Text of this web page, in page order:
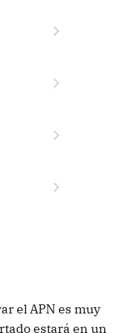
el APN es muy
estará en un